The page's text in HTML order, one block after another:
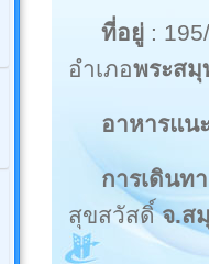
ที่อยู่ :
อำเภอพระสมุ
อาหารแน
การเดินท
สุขสวัสดิ์จ.ส